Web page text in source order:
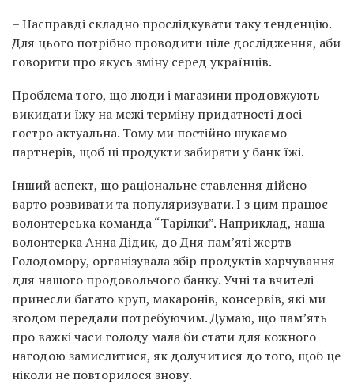
– Насправді складно прослідкувати таку тенденцію.
Для цього потрібно проводити ціле дослідження, аби
говорити про якусь зміну серед українців.
Проблема того, що люди і магазини продовжують
викидати їжу на межі терміну придатності досі
гостро актуальна. Тому ми постійно шукаємо
партнерів, щоб ці продукти забирати у банк їжі.
Інший аспект, що раціональне ставлення дійсно
варто розвивати та популяризувати. І з цим працює
волонтерська команда “Тарілки”. Наприклад, наша
волонтерка Анна Дідик, до Дня памʼяті жертв
Голодомору, організувала збір продуктів харчування
для нашого продовольчого банку. Учні та вчителі
принесли багато круп, макаронів, консервів, які ми
згодом передали потребуючим. Думаю, що памʼять
про важкі часи голоду мала би стати для кожного
нагодою замислитися, як долучитися до того, щоб це
ніколи не повторилося знову.